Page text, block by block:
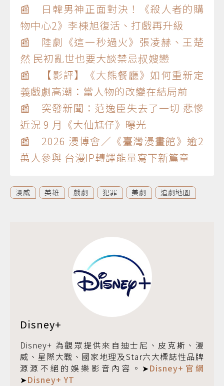
📰 日韓男神正面對決！《殺人者的購
物中心2》李棟旭復活、打戲再升級
📰 陸劇《這一秒過火》張凌赫、王楚
然 民初亂世也要大談禁忌叔嫂戀
📰 【影評】《大熊餐廳》如何重新定
義戲劇高潮：當人物的改變在結局前
📰 突發新聞：范逸臣失去了一切 悲慘
近況 9 月《大仙尪仔》曝光
📰 2026 漫博會／《臺灣漫畫館》逾2
萬人參與 台漫IP轉譯能量寫下新篇章
漫威 英雄 戲劇 犯罪 美劇 追劇地圖
Disney+
Disney+ 為觀眾提供來自迪士尼、皮克斯、漫
威、星際大戰、國家地理及Star六大標誌性品牌
源源不絕的娛樂影音內容。➤Disney+官網
➤Disney+ YT